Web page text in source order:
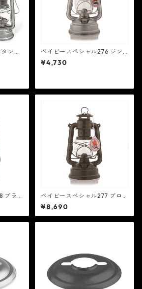
ンケ
ベイビースペシャル276 ジン
ク - FEUERHAND
¥4,730
ブラ
ベイビースペシャル277 ブロ
ンズ - FEUERHAND
¥8,690